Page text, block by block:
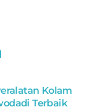
Kolam
Terbaik